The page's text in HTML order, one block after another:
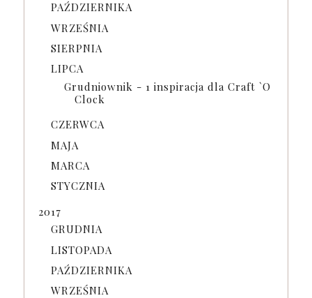
PAŹDZIERNIKA
WRZEŚNIA
SIERPNIA
LIPCA
Grudniownik - 1 inspiracja dla Craft `O
Clock
CZERWCA
MAJA
MARCA
STYCZNIA
2017
GRUDNIA
LISTOPADA
PAŹDZIERNIKA
WRZEŚNIA